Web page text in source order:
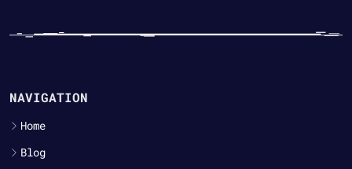
NAVIGATION
Home
Blog